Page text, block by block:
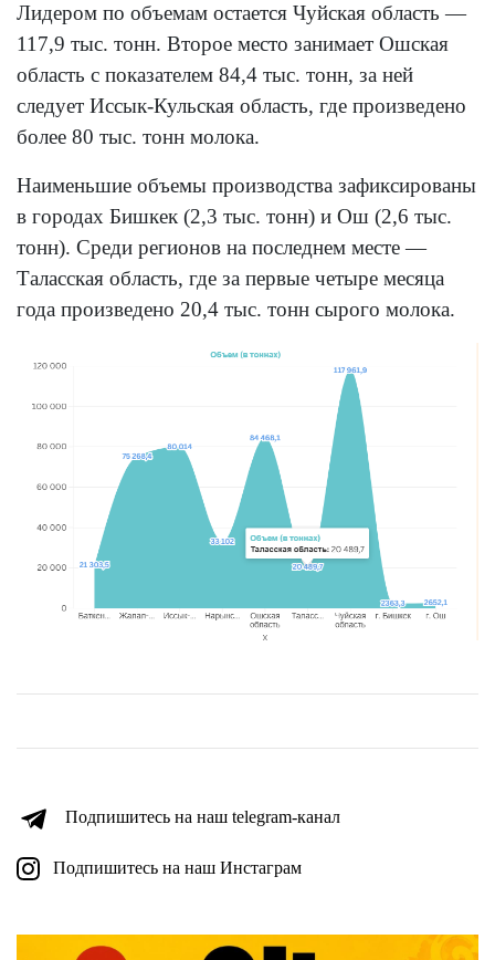
Лидером по объемам остается Чуйская область —
117,9 тыс. тонн. Второе место занимает Ошская
область с показателем 84,4 тыс. тонн, за ней
следует Иссык-Кульская область, где произведено
более 80 тыс. тонн молока.
Наименьшие объемы производства зафиксированы
в городах Бишкек (2,3 тыс. тонн) и Ош (2,6 тыс.
тонн). Среди регионов на последнем месте —
Таласская область, где за первые четыре месяца
года произведено 20,4 тыс. тонн сырого молока.
Подпишитесь на наш telegram-канал
Подпишитесь на наш Инстаграм